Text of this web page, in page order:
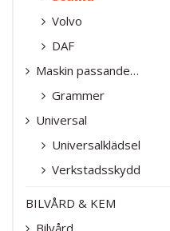
Volvo
DAF
Maskin passande…
Grammer
Universal
Universalklädsel
Verkstadsskydd
BILVÅRD & KEM